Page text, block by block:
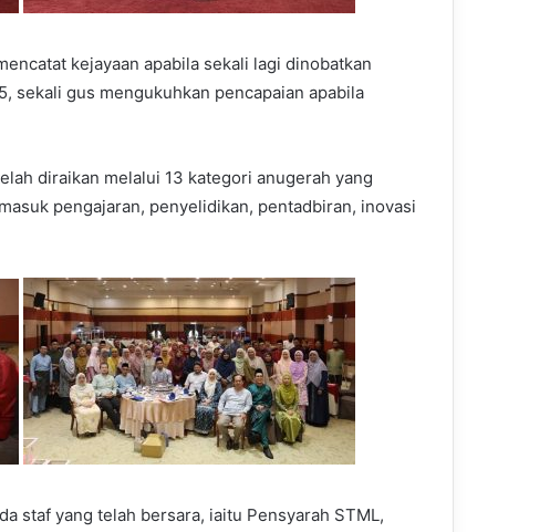
kejayaan apabila sekali lagi dinobatkan
sekali gus mengukuhkan pencapaian apabila
diraikan melalui 13 kategori anugerah yang
pengajaran, penyelidikan, pentadbiran, inovasi
staf yang telah bersara, iaitu Pensyarah STML,